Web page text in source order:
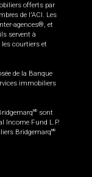
offerts par
de l'ACI. Les
agences®, et
servent à
courtiers et
de la Banque
immobiliers
MD
sont
Income Fund L.P.
BridgemarqMD